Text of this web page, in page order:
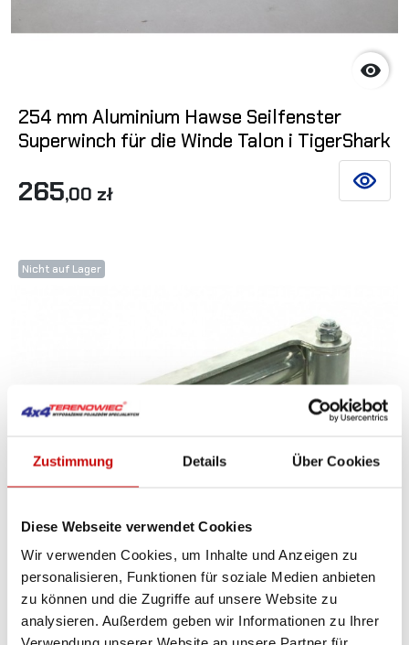
Zustimmung Details Über Cookies
Diese Webseite verwendet Cookies
Wir verwenden Cookies, um Inhalte und Anzeigen zu
personalisieren, Funktionen für soziale Medien anbieten
zu können und die Zugriffe auf unsere Website zu
analysieren. Außerdem geben wir Informationen zu Ihrer

254 mm Aluminium Hawse Seilfenster
Superwinch für die Winde Talon i TigerShark
265,00 zł SIEHE
Nicht auf Lager